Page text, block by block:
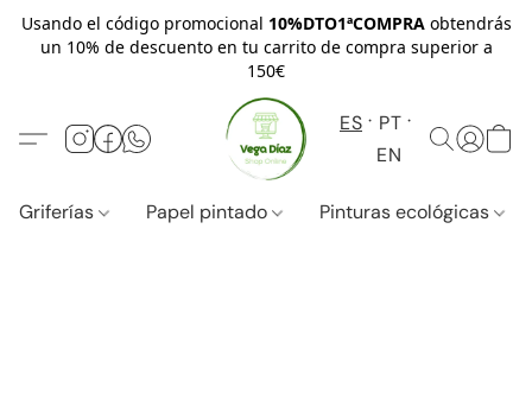
Usando el código promocional 10%DTO1ªCOMPRAobtendrás
un 10% de descuento en tu carrito de compra superior a
150€
ES
PT
EN
Griferías Papel pintado Pinturas ecológicas